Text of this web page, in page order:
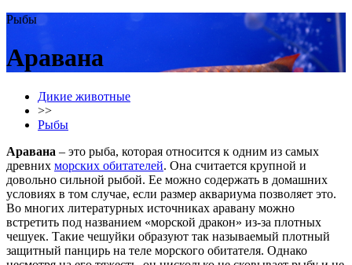
Рыбы
Аравана
Дикие животные
>>
Рыбы
Аравана – это рыба, которая относится к одним из самых
древних морских обитателей. Она считается крупной и
довольно сильной рыбой. Ее можно содержать в домашних
условиях в том случае, если размер аквариума позволяет это.
Во многих литературных источниках аравану можно
встретить под названием «морской дракон» из-за плотных
чешуек. Такие чешуйки образуют так называемый плотный
защитный панцирь на теле морского обитателя. Однако